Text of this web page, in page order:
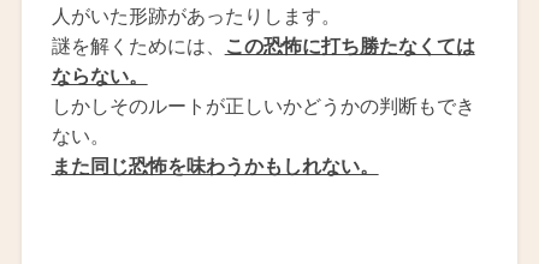
人がいた形跡があったりします。
謎を解くためには、
この恐怖に打ち勝たなくては
ならない。
しかしそのルートが正しいかどうかの判断もでき
ない。
また同じ恐怖を味わうかもしれない。